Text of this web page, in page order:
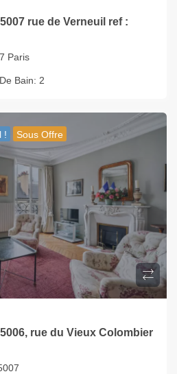
rue de Verneuil ref :
Paris
Bain: 2
! Sous Offre
rue du Vieux Colombier